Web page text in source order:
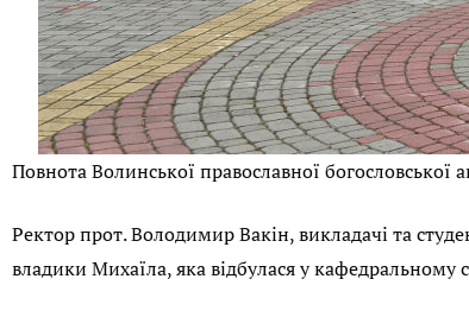
Повнота Волинської православної
Ректор прот. Володимир Вакін, викладачі та
владики Михаїла, яка відбулася у кафедральному